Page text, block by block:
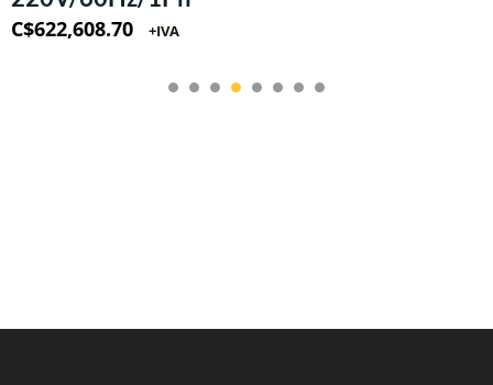
C$138.26 +IVA